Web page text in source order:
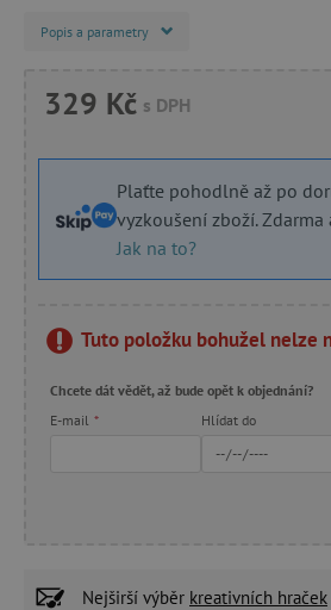
Popis a parametry
329 Kč s DPH
Plaťte pohodlně až po
vyzkoušení zboží. Zdarma
Jak na to?
Tuto položku bohužel nelze
Chcete dát vědět, až bude opět k objednání?
E-mail * Hlídat do
Nejširší výběr kreativních hraček